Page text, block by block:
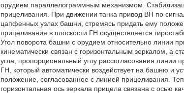
орудием параллелограммным механизмом.
прицеливания. При движении танка привод ВН по
цапфенных узлах башни, стремясь придать ему
прицеливания в плоскости ГН осуществляется
Угол поворота башни с орудием относительно линии
кинематически связан с горизонтальным зеркалом, а
угла, пропорциональный углу рассогласования линии
ГН, который автоматически воздействует на башню и
положение, согласованное с линией прицеливания.
горизонтальная ось зеркала прицела связана с осью